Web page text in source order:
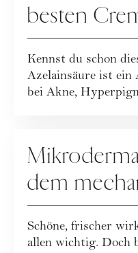
besten
Rötungen,
Rosazea
Kennst du schon
Azelainsäure ist
bei Akne,
dem
Schöne, frischer
allen wichtig. Doch